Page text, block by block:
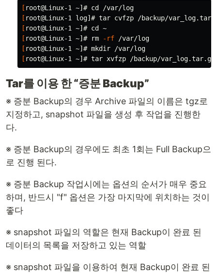
[ root@Linux-1 ~]# cd
[ root@Linux-1 log]# tar cvfzp /backup/
[ root@Linux-1 ~]# cd
[ root@Linux-1 ~]# rm -rf
[ root@Linux-1 ~]# mkdir
[ root@Linux-1 ~]# tar xvfzp /backup/
Tar를 이용 한 “증분 Backup”
※ 증분 Backup의 경우 Archive 파일의 이름은 tgz로
지정하고, snapshot 파일을 생성 후 작업을 진행한
다.
※ 증분 Backup의 경우에도 최초 1회는 Full Backup으
로 진행 된다.
※ 증분 Backup 작업시에는 옵션의 순서가 매우 중요
하며, 반드시 "f" 옵션은 가장 마지막에 위치하는 것이
좋다
※ snapshot 파일의 역할은 현재 Backup이 완료 된
데이터의 목록을 저장하고 있는 역할
※ snapshot 파일을 이용하여 현재 Backup이 완료 된